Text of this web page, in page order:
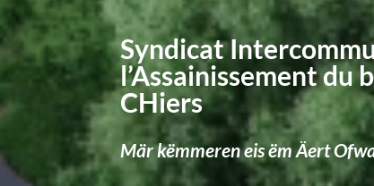
Syndicat
l’Assainissement du
CHiers
Mär këmmeren eis ëm Äert